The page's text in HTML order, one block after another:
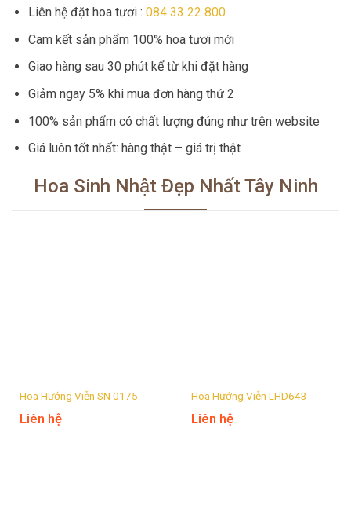
Liên hệ đặt hoa tươi : 084 33 22 800
Cam kết sản phẩm 100% hoa tươi mới
Giao hàng sau 30 phút kể từ khi đặt hàng
Giảm ngay 5% khi mua đơn hàng thứ 2
100% sản phẩm có chất lượng đúng như trên website
Giá luôn tốt nhất: hàng thật – giá trị thật
Hoa Sinh Nhật Đẹp Nhất Tây Ninh
Hoa Hướng Viễn SN 0175
Liên hệ
Hoa Hướng Viễn LHD643
Liên hệ